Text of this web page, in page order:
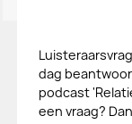
dag
podcast
een vraag?